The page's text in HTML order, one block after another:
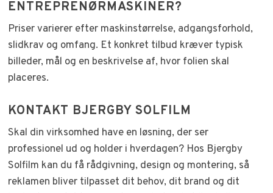
ENTREPRENØRMASKINER?
Priser varierer efter maskinstørrelse, adgangsforhold,
slidkrav og omfang. Et konkret tilbud kræver typisk
billeder, mål og en beskrivelse af, hvor folien skal
placeres.
KONTAKT BJERGBY SOLFILM
Skal din virksomhed have en løsning, der ser
professionel ud og holder i hverdagen? Hos Bjergby
Solfilm kan du få rådgivning, design og montering, så
reklamen bliver tilpasset dit behov, dit brand og dit